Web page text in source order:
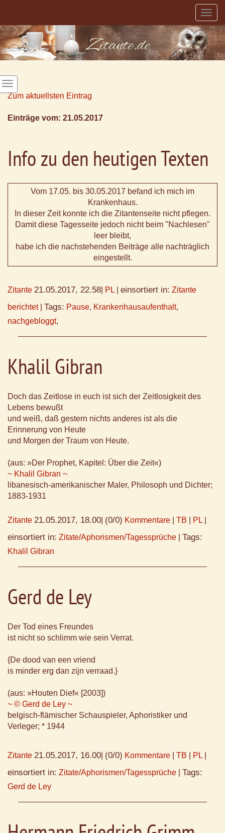
Zum aktuellsten Eintrag
Einträge vom: 21.05.2017
Info zu den heutigen Texten
Vom 17.05. bis 30.05.2017 befand ich mich im
Krankenhaus.
In dieser Zeit konnte ich die Zitantenseite nicht pflegen.
Damit diese Tagesseite jedoch nicht beim "Nachlesen"
leer bleibt,
habe ich die nachstehenden Beiträge alle nachträglich
eingestellt.
Zitante 21.05.2017, 22.58 PL einsortiert in: Zitante
berichtet| Tags: Pause, Krankenhausaufenthalt,
nachgebloggt,
Khalil Gibran
Doch das Zeitlose in euch ist sich der Zeitlosigkeit des
Lebens bewußt
und weiß, daß gestern nichts anderes ist als die
Erinnerung von Heute
und Morgen der Traum von Heute.
(aus: »Der Prophet, Kapitel: Über die Zeit«)
~ Khalil Gibran ~
libanesisch-amerikanischer Maler, Philosoph und Dichter;
1883-1931
Zitante 21.05.2017, 18.00 (0/0) Kommentare TB PL
einsortiert in: Zitate/Aphorismen/Tagessprüche Tags:
Khalil Gibran
Gerd de Ley
Der Tod eines Freundes
ist nicht so schlimm wie sein Verrat.
{De dood van een vriend
is minder erg dan zijn verraad.}
(aus: »Houten Dief« [2003])
~ © Gerd de Ley ~
belgisch-flämischer Schauspieler, Aphoristiker und
Verleger; * 1944
Zitante 21.05.2017, 16.00 (0/0) Kommentare TB PL
einsortiert in: Zitate/Aphorismen/Tagessprüche Tags:
Gerd de Ley